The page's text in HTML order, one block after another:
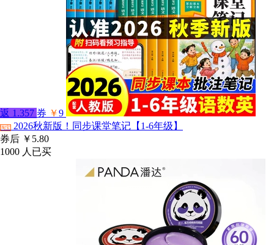
返 1.357 券 ￥9
淘宝
2026秋新版！同步课堂笔记【1-6年级】
券后 ￥5.80
1000 人已买